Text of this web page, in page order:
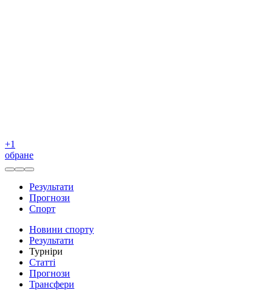
+1
обране
Результати
Прогнози
Спорт
Новини спорту
Результати
Турніри
Статті
Прогнози
Трансфери